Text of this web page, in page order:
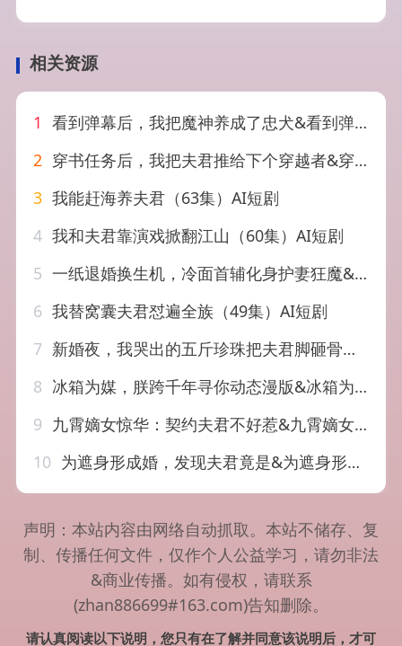
相关资源
1 看到弹幕后，我把魔神养成了忠犬&看到弹幕后我把魔神养成了忠犬（40集）AI短剧
2 穿书任务后，我把夫君推给下个穿越者&穿书任务后我把夫君推给下个穿越者（65集）AI短剧
3 我能赶海养夫君（63集）AI短剧
4 我和夫君靠演戏掀翻江山（60集）AI短剧
5 一纸退婚换生机，冷面首辅化身护妻狂魔&一纸退婚换生机冷面首辅化身护妻狂魔（50集）AI短剧
6 我替窝囊夫君怼遍全族（49集）AI短剧
7 新婚夜，我哭出的五斤珍珠把夫君脚砸骨折了&新婚夜我哭出的五斤珍珠把夫君脚砸骨折了（50集）AI短剧
8 冰箱为媒，朕跨千年寻你动态漫版&冰箱为媒朕跨千年寻你动态漫版（62集）AI短剧
9 九霄嫡女惊华：契约夫君不好惹&九霄嫡女惊华契约夫君不好惹（105集）AI短剧
10 为遮身形成婚，发现夫君竟是&为遮身形成婚发现夫君竟是（82集）AI短剧
声明：本站内容由网络自动抓取。本站不储存、复
制、传播任何文件，仅作个人公益学习，请勿非法
&商业传播。如有侵权，请联系
(zhan886699#163.com)告知删除。
请认真阅读以下说明，您只有在了解并同意该说明后，才可